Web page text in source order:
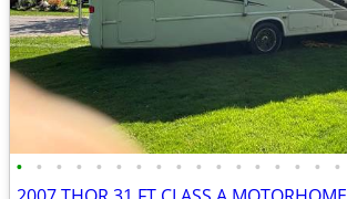
• • • • • • • • • • • • • • • • •